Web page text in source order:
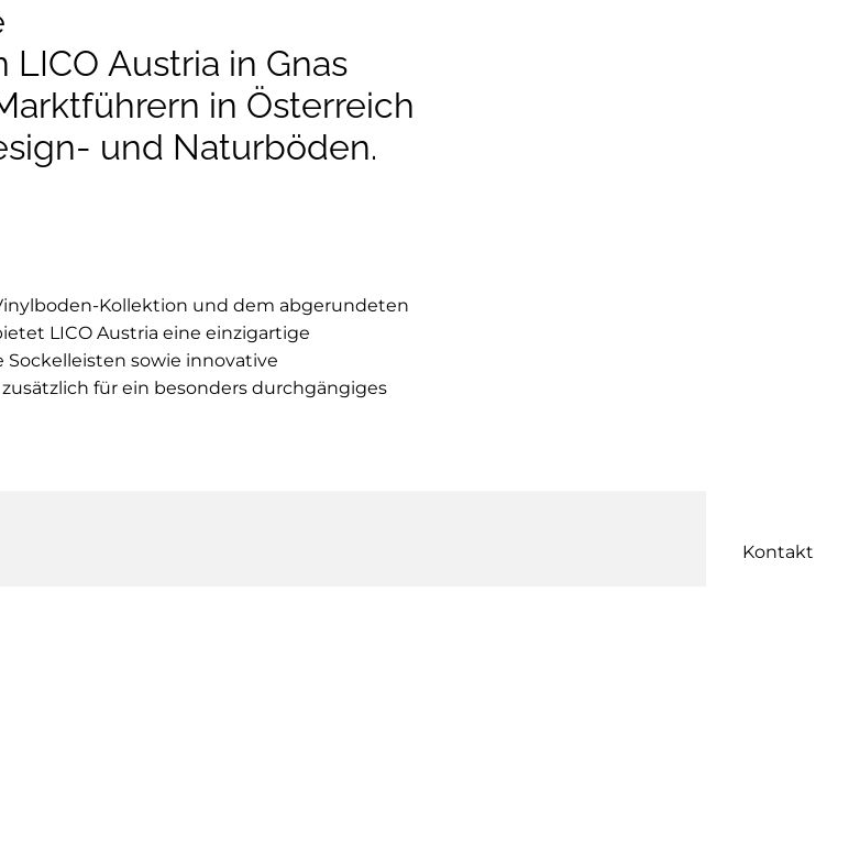
Kontakt
LICO Austria in Gnas
in Österreich
und Naturböden.
Kollektion und dem abgerundeten
LICOAustria eine einzigartige
Sockelleisten sowie innovative
für ein besonders durchgängiges